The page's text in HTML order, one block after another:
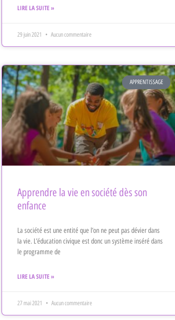
LIRE LA SUITE »
29 juin 2021 Aucun commentaire
APPRENTISSAGE
Apprendre la vie en société dès son
enfance
La société est une entité que l’on ne peut pas dévier dans
la vie. L’éducation civique est donc un système inséré dans
le programme de
LIRE LA SUITE »
27 mai 2021 Aucun commentaire